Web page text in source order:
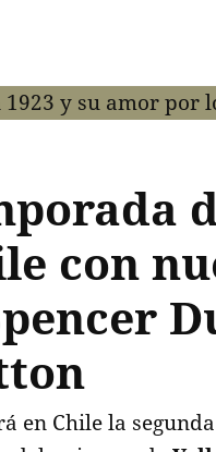
con
en Chile la